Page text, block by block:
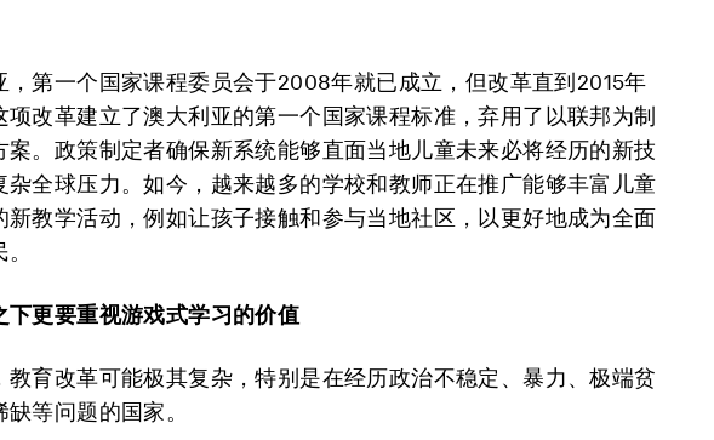
，第一个国家课程委员会于2008年就已成立，但改革直到2015年
项改革建立了澳大利亚的第一个国家课程标准，弃用了以联邦为制
案。政策制定者确保新系统能够直面当地儿童未来必将经历的新技
杂全球压力。如今，越来越多的学校和教师正在推广能够丰富儿童
新教学活动，例如让孩子接触和参与当地社区，以更好地成为全面
下更要重视游戏式学习的价值
教育改革可能极其复杂，特别是在经历政治不稳定、暴力、极端贫
等问题的国家。